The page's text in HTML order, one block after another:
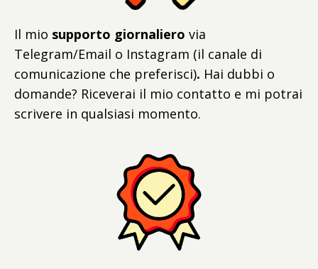
Il mio supporto giornaliero via
Telegram/Email o Instagram (il canale di
comunicazione che preferisci). Hai dubbi o
domande? Riceverai il mio contatto e mi potrai
scrivere in qualsiasi momento.